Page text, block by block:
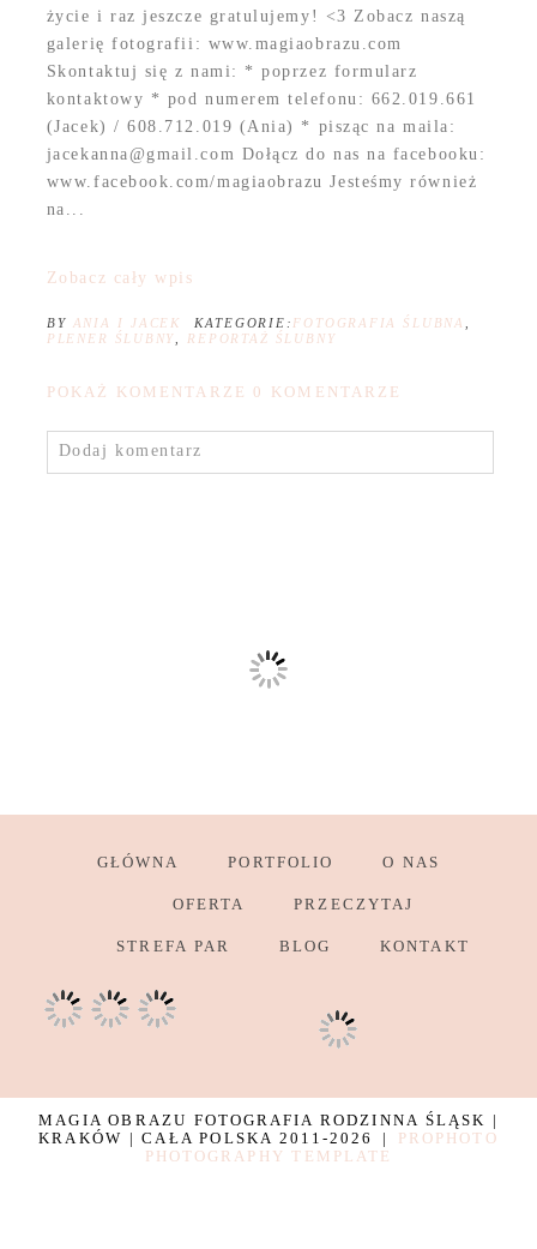
życie i raz jeszcze gratulujemy! <3 Zobacz naszą
galerię fotografii: www.magiaobrazu.com
Skontaktuj się z nami: * poprzez formularz
kontaktowy * pod numerem telefonu: 662.019.661
(Jacek) / 608.712.019 (Ania) * pisząc na maila:
jacekanna@gmail.com Dołącz do nas na facebooku:
www.facebook.com/magiaobrazu Jesteśmy również
na...
Zobacz cały wpis
BY ANIA I JACEK KATEGORIE: FOTOGRAFIA ŚLUBNA
PLENER ŚLUBNY
REPORTAŻ ŚLUBNY
POKAŻ KOMENTARZE 0 KOMENTARZE
Dodaj komentarz
GŁÓWNA PORTFOLIO O NAS
OFERTA PRZECZYTAJ
STREFA PAR BLOG KONTAKT
MAGIA OBRAZU FOTOGRAFIA RODZINNA ŚLĄSK |
KRAKÓW | CAŁA POLSKA 2011-2026
|
PROPHOTO
PHOTOGRAPHY TEMPLATE